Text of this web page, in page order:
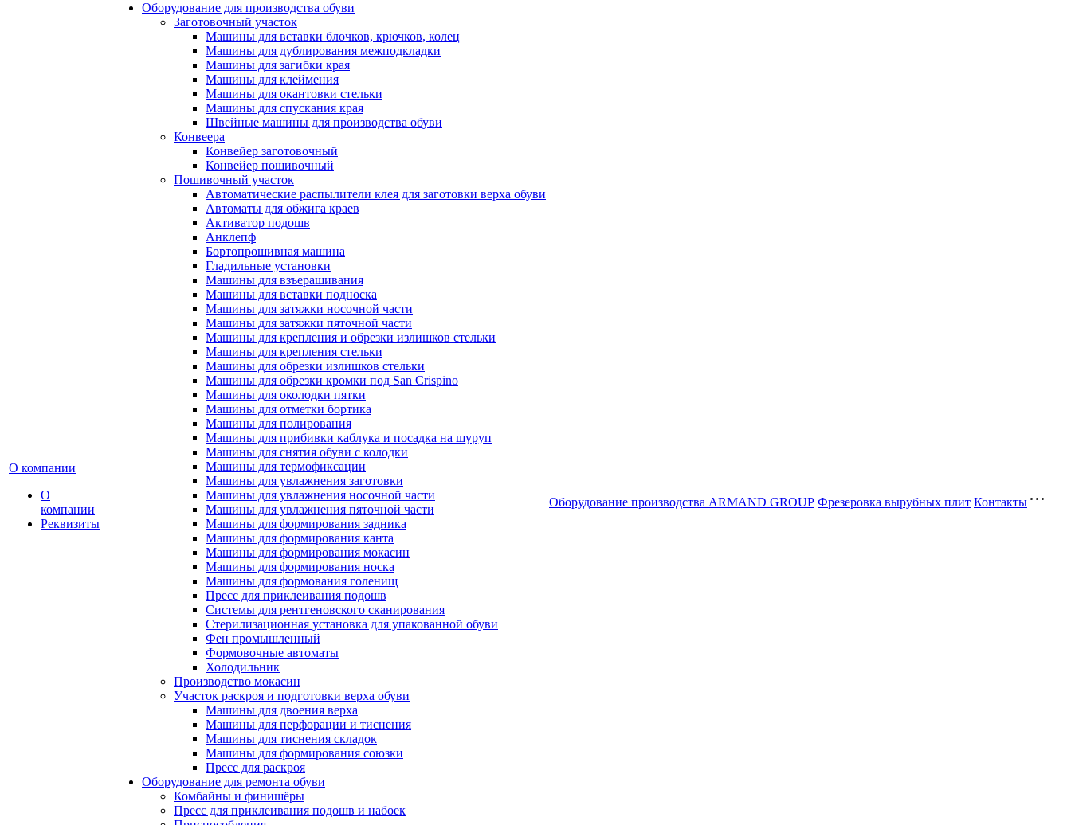
О компании
О
компании
Реквизиты
Оборудование для производства обуви
Заготовочный участок
Машины для вставки блочков, крючков, колец
Машины для дублирования межподкладки
Машины для загибки края
Машины для клеймения
Машины для окантовки стельки
Машины для спускания края
Швейные машины для производства обуви
Конвеера
Конвейер заготовочный
Конвейер пошивочный
Пошивочный участок
Автоматические распылители клея для заготовки верха обуви
Автоматы для обжига краев
Активатор подошв
Анклепф
Бортопрошивная машина
Гладильные установки
Машины для взъерашивания
Машины для вставки подноска
Машины для затяжки носочной части
Машины для затяжки пяточной части
Машины для крепления и обрезки излишков стельки
Машины для крепления стельки
Машины для обрезки излишков стельки
Машины для обрезки кромки под San Crispino
Машины для околодки пятки
Машины для отметки бортика
Машины для полирования
Машины для прибивки каблука и посадка на шуруп
Машины для снятия обуви с колодки
Машины для термофиксации
Машины для увлажнения заготовки
Машины для увлажнения носочной части
Машины для увлажнения пяточной части
Машины для формирования задника
Машины для формирования канта
Машины для формирования мокасин
Машины для формирования носка
Машины для формования голенищ
Пресс для приклеивания подошв
Системы для рентгеновского сканирования
Стерилизационная установка для упакованной обуви
Фен промышленный
Формовочные автоматы
Холодильник
Производство мокасин
Участок раскроя и подготовки верха обуви
Машины для двоения верха
Машины для перфорации и тиснения
Машины для тиснения складок
Машины для формирования союзки
Пресс для раскроя
Оборудование для ремонта обуви
Комбайны и финишёры
Пресс для приклеивания подошв и набоек
Оборудование производства ARMAND GROUP Фрезеровка вырубных плит Контакты